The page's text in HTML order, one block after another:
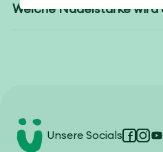
Welche Nadelstärke wird
Unsere Socials